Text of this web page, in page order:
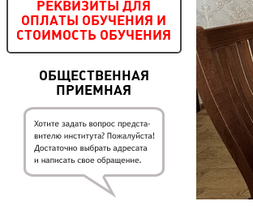
РЕКВИЗИТЫ ДЛЯ
ОПЛАТЫ ОБУЧЕНИЯ И
СТОИМОСТЬ ОБУЧЕНИЯ
ОБЩЕСТВЕННАЯ
ПРИЕМНАЯ